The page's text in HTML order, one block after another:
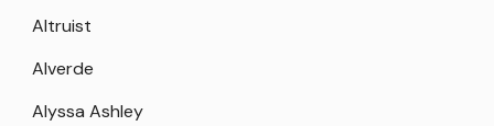
Altruist
Alverde
Alyssa Ashley